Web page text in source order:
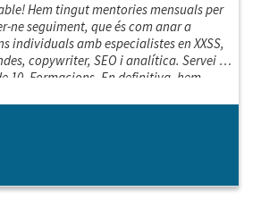
Hem tingut mentories mensuals per
ne seguiment, que és com anar a
individuals amb especialistes en XXSS,
copywriter, SEO i analítica. Servei de
10. Formacions. En definitiva, hem
per altres vies.